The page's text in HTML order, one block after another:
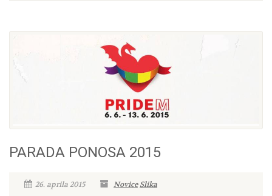
PARADA PONOSA 2015
26. aprila 2015 Novice Slika